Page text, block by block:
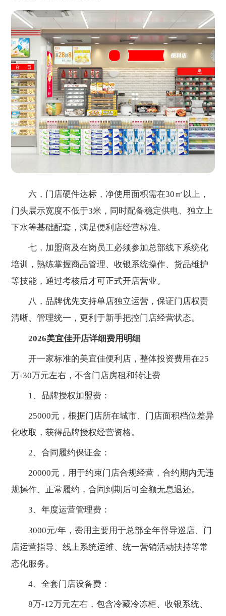
六，门店硬件达标，净使用面积需在30㎡以上，
门头展示宽度不低于3米，同时配备稳定供电、独立上
下水等基础配套，满足便利店经营标准。
七，加盟商及在岗员工必须参加总部线下系统化
培训，熟练掌握商品管理、收银系统操作、货品维护
等技能，通过考核后才可正式开店营业。
八，品牌优先支持单店独立运营，保证门店权责
清晰、管理统一，更利于新手把控门店经营状态。
2026美宜佳开店详细费用明细
开一家标准的美宜佳便利店，整体投资费用在25
万-30万元左右，不含门店房租和转让费
1、品牌授权加盟费：
25000元，根据门店所在城市、门店面积档位差异
化收取，获得品牌授权经营资格。
2、合同履约保证金：
20000元，用于约束门店合规经营，合约期内无违
规操作、正常履约，合同到期后可全额无息退还。
3、年度运营管理费：
3000元/年，费用主要用于总部全年督导巡店、门
店运营指导、线上系统运维、统一营销活动扶持等常
态化服务。
4、全套门店设备费：
8万-12万元左右，包含冷藏冷冻柜、收银系统、